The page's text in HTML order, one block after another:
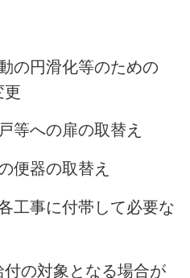
の円滑化等のための
更
等への扉の取替え
便器の取替え
工事に付帯して必要な
の対象となる場合が